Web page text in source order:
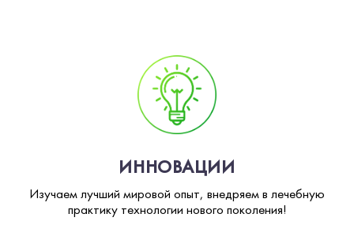
ИННОВАЦИИ
Изучаем лучший мировой опыт, внедряем в лечебную
практику технологии нового поколения!